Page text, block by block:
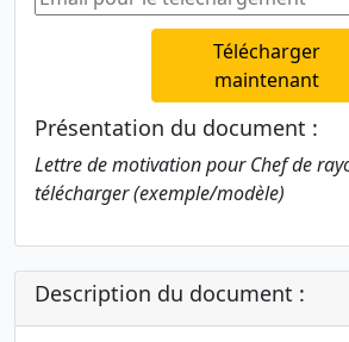
Télécharger
maintenant
Présentation du document :
Lettre de motivation pour Chef de
télécharger (exemple/modèle)
Description du document :